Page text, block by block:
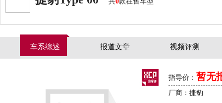
车系综述 报道文章 视频评测
指导价： 暂无
厂商：捷豹